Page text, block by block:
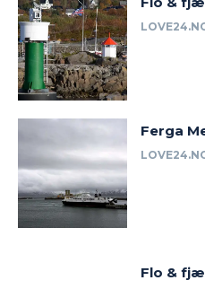
Ferga
Flo &